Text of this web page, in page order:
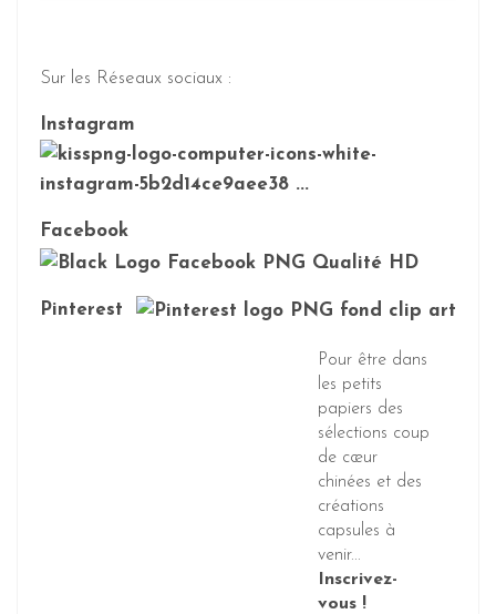
Sur les Réseaux sociaux :
Instagram
Facebook
Pinterest
Pour être dans
les petits
papiers des
sélections coup
de cœur
chinées et des
créations
capsules à
venir...
Inscrivez-
vous !